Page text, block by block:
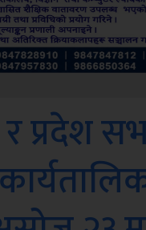
र प्रदेश